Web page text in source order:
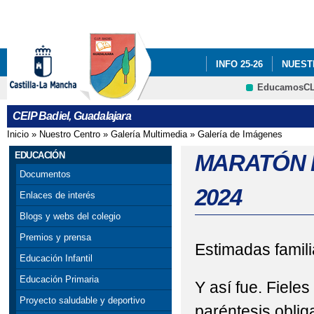
INFO 25-26
INFÓRMATE
ENGLISH PROJECT:
PRIMARIA). SEXTO DE
PROGRAMA # TÚ
CEIP Badiel, Guadalajara
Se encuentra usted aquí
Inicio » Nuestro Centro » Galería Multimedia» Galería de Imágenes
EDUCACIÓN
Documentos
Enlaces de interés
Blogs y webs del colegio
Premios y prensa
Educación Infantil
Educación Primaria
Proyecto saludable y deportivo
MARATÓN
2024
Estimadas
Y así fue.